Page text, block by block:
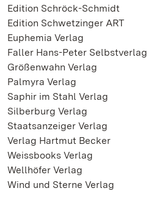
Edition Schröck-Schmidt
Edition Schwetzinger ART
Euphemia Verlag
Faller Hans-Peter Selbstverlag
Größenwahn Verlag
Palmyra Verlag
Saphir im Stahl Verlag
Silberburg Verlag
Staatsanzeiger Verlag
Verlag Hartmut Becker
Weissbooks Verlag
Wellhöfer Verlag
Wind und Sterne Verlag